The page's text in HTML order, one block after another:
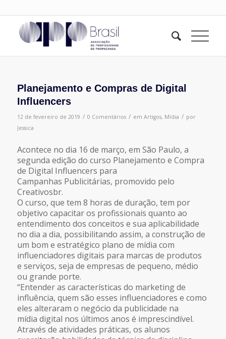
Planejamento e Compras de Digital
Influencers
12 de fevereiro de 2019 / 0 Comentários / em Artigos, Mídia / por
Jessica
Acontece no dia 16 de março, em São Paulo, a
segunda edição do curso Planejamento e Compra
de Digital Influencers para
Campanhas Publicitárias, promovido pelo
Creativosbr.
O curso, que tem 8 horas de duração, tem por
objetivo capacitar os profissionais quanto ao
entendimento dos conceitos e sua aplicabilidade
no dia a dia, possibilitando assim, a construção de
um bom e estratégico plano de mídia com
influenciadores digitais para marcas de produtos
e serviços, seja de empresas de pequeno, médio
ou grande porte.
“Entender as características do marketing de
influência, quem são esses influenciadores e como
eles alteraram o negócio da publicidade na
mídia digital nos últimos anos é imprescindível.
Através de atividades práticas, os alunos